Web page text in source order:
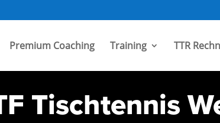
Premium Coaching Training TTR
Tischtennis